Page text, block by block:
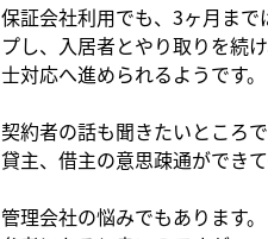
保証会社利用でも、3ヶ月ま
プし、入居者とやり取りを続
士対応へ進められるようです。
契約者の話も聞きたいところ
貸主、借主の意思疎通ができ
管理会社の悩みでもあります。